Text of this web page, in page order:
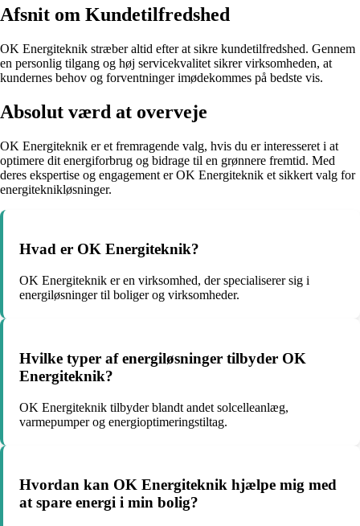
Afsnit om Kundetilfredshed
OK Energiteknik stræber altid efter at sikre kundetilfredshed. Gennem
en personlig tilgang og høj servicekvalitet sikrer virksomheden, at
kundernes behov og forventninger imødekommes på bedste vis.
Absolut værd at overveje
OK Energiteknik er et fremragende valg, hvis du er interesseret i at
optimere dit energiforbrug og bidrage til en grønnere fremtid. Med
deres ekspertise og engagement er OK Energiteknik et sikkert valg for
energiteknikløsninger.
Hvad er OK Energiteknik?
OK Energiteknik er en virksomhed, der specialiserer sig i
energiløsninger til boliger og virksomheder.
Hvilke typer af energiløsninger tilbyder OK
Energiteknik?
OK Energiteknik tilbyder blandt andet solcelleanlæg,
varmepumper og energioptimeringstiltag.
Hvordan kan OK Energiteknik hjælpe mig med
at spare energi i min bolig?